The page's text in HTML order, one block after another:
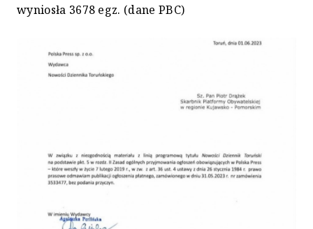
wyniosła 3678 egz. (dane PBC)